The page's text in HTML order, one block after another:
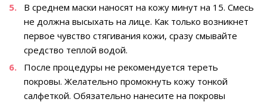
В среднем маски наносят на кожу минут на 15. Смесь
не должна высыхать на лице. Как только возникнет
первое чувство стягивания кожи, сразу смывайте
средство теплой водой.
После процедуры не рекомендуется тереть
покровы. Желательно промокнуть кожу тонкой
салфеткой. Обязательно нанесите на покровы